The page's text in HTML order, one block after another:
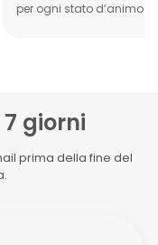
per ogni stato d’animo.
giorni
prima della fine del